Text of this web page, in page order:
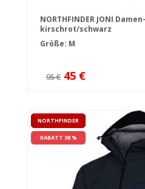
NORTHFINDER JONI
kirschrot/schwarz
Größe: M
95 € 45 €
NORTHFINDER
RABATT 38 %